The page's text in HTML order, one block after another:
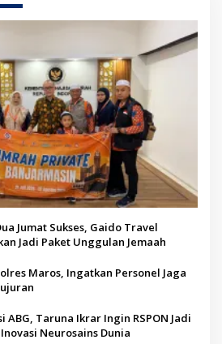
Jumat Sukses, Gaido Travel
Jadi Paket Unggulan Jemaah
Maros, Ingatkan Personel Jaga
ABG, Taruna Ikrar Ingin RSPON Jadi
Neurosains Dunia